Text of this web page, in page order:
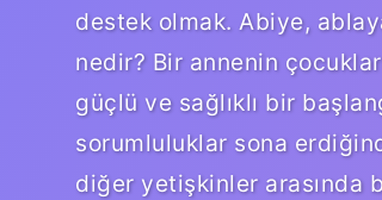
destek olmak. Abiye,
nedir? Bir annenin
güçlü ve sağlıklı bir
sorumluluklar sona
diğer yetişkinler arasında